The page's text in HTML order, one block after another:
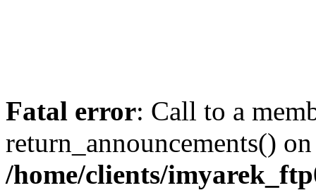
Fatal error: Call to a
return_announcements()
/home/clients/